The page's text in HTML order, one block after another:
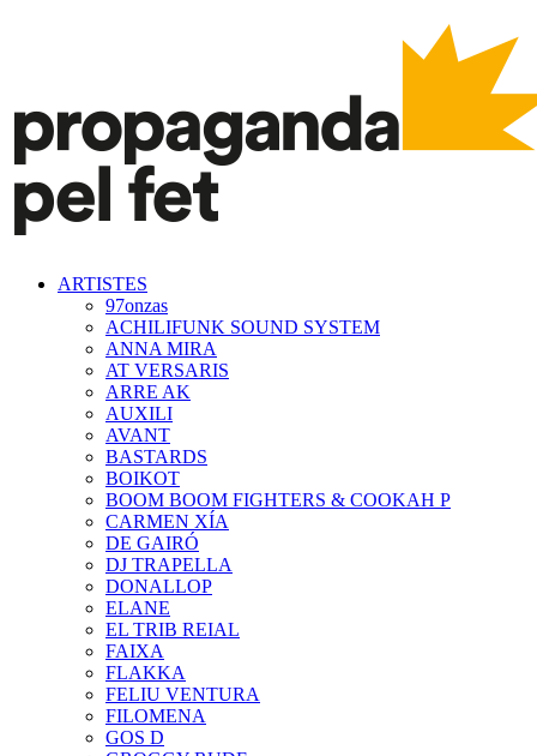
ARTISTES
97onzas
ACHILIFUNK SOUND SYSTEM
ANNA MIRA
AT VERSARIS
ARRE AK
AUXILI
AVANT
BASTARDS
BOIKOT
BOOM BOOM FIGHTERS & COOKAH P
CARMEN XÍA
DE GAIRÓ
DJ TRAPELLA
DONALLOP
ELANE
EL TRIB REIAL
FAIXA
FLAKKA
FELIU VENTURA
FILOMENA
GOS D